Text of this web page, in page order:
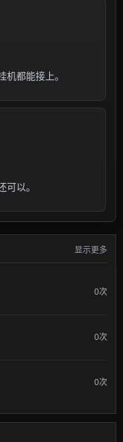
机都能接上。
可以。
显示更多
0次
0次
0次